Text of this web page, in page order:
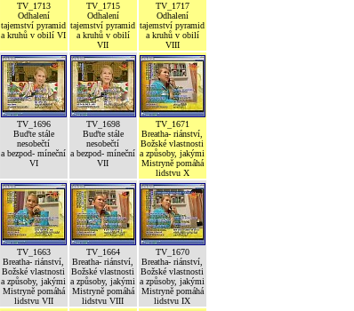
TV_1713
Odhalení
tajemství pyramid
a kruhů v obilí VI
TV_1715
Odhalení
tajemství pyramid
a kruhů v obilí
VII
TV_1717
Odhalení
tajemství pyramid
a kruhů v obilí
VIII
TV_1696
Buďte stále
nesobečtí
a bezpod- míneční
VI
TV_1698
Buďte stále
nesobečtí
a bezpod- míneční
VII
TV_1671
Breatha- riánství,
Božské vlastnosti
a způsoby, jakými
Mistryně pomáhá
lidstvu X
TV_1663
Breatha- riánství,
Božské vlastnosti
a způsoby, jakými
Mistryně pomáhá
lidstvu VII
TV_1664
Breatha- riánství,
Božské vlastnosti
a způsoby, jakými
Mistryně pomáhá
lidstvu VIII
TV_1670
Breatha- riánství,
Božské vlastnosti
a způsoby, jakými
Mistryně pomáhá
lidstvu IX